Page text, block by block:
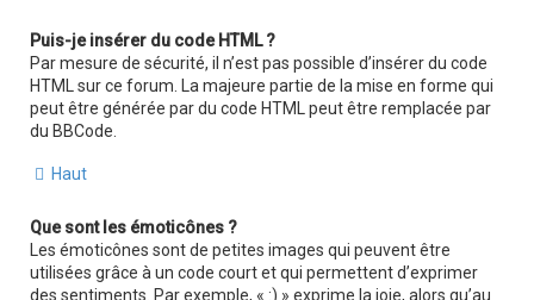
Puis-je insérer du code HTML ?
Par mesure de sécurité, il n’est pas possible d’insérer du code
HTML sur ce forum. La majeure partie de la mise en forme qui
peut être générée par du code HTML peut être remplacée par
du BBCode.
Haut
Que sont les émoticônes ?
Les émoticônes sont de petites images qui peuvent être
utilisées grâce à un code court et qui permettent d’exprimer
des sentiments. Par exemple, « :) » exprime la joie, alors qu’au